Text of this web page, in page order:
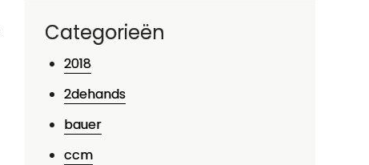
Categorieën
2018
2dehands
bauer
ccm